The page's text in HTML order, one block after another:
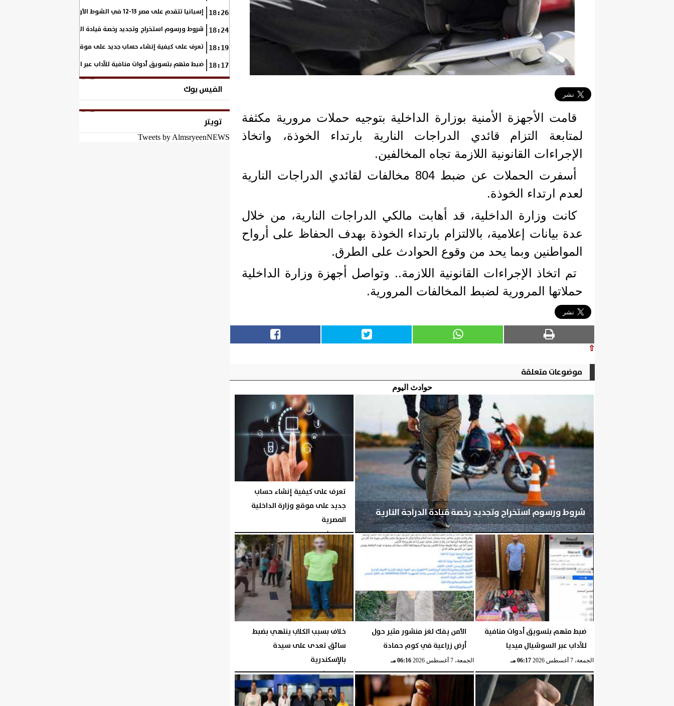
قامت الأجهزة الأمنية بوزارة الداخلية بتوجيه حملات مرورية مكثفة
لمتابعة التزام قائدي الدراجات النارية بارتداء الخوذة، واتخاذ
الإجراءات القانونية اللازمة تجاه المخالفين.
أسفرت الحملات عن ضبط 804 مخالفات لقائدي الدراجات النارية
لعدم ارتداء الخوذة.
كانت وزارة الداخلية، قد أهابت مالكي الدراجات النارية، من خلال
عدة بيانات إعلامية، بالالتزام بارتداء الخوذة بهدف الحفاظ على أرواح
المواطنين وبما يحد من وقوع الحوادث على الطرق.
تم اتخاذ الإجراءات القانونية اللازمة.. وتواصل أجهزة وزارة الداخلية
حملاتها المرورية لضبط المخالفات المرورية.
⇧
موضوعات متعلقة
حوادث اليوم
شروط ورسوم استخراج وتجديد رخصة قيادة الدراجة النارية
الجمعة، 7 أغسطس 2026 06:24 مـ
تعرف على كيفية إنشاء حساب
جديد على موقع وزارة الداخلية
المصرية
الجمعة، 7 أغسطس 2026 06:19 مـ
ضبط متهم بتسويق أدوات منافية
للآداب عبر السوشيال ميديا
الجمعة، 7 أغسطس 2026 06:17 مـ
الأمن يفك لغز منشور مثير حول
أرض زراعية في كوم حمادة
الجمعة، 7 أغسطس 2026 06:16 مـ
خلاف بسبب الكلاب ينتهي بضبط
سائق تعدى على سيدة
بالإسكندرية
الخميس، 6 أغسطس 2026 06:06 مـ
18:26 إسبانيا تتقدم على مصر 13-12 في الشوط الأول.. وناشئات الفراعنة يواصلن حلم بلوغ نهائي مونديال اليد
18:24 شروط ورسوم استخراج وتجديد رخصة قيادة الدراجة النارية
18:19 تعرف على كيفية إنشاء حساب جديد على موقع وزارة الداخلية المصرية
18:17 ضبط متهم بتسويق أدوات منافية للآداب عبر السوشيال ميديا
الفيس بوك
تويتر
Tweets by AlmsryeenNEWS